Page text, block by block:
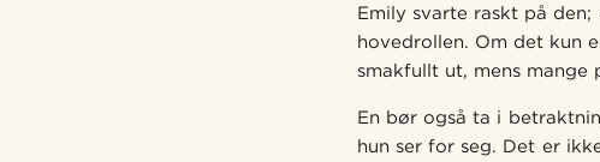
Emily svarte raskt på
hovedrollen. Om det kun
smakfullt ut, mens
En bør også ta i
hun ser for seg. Det er